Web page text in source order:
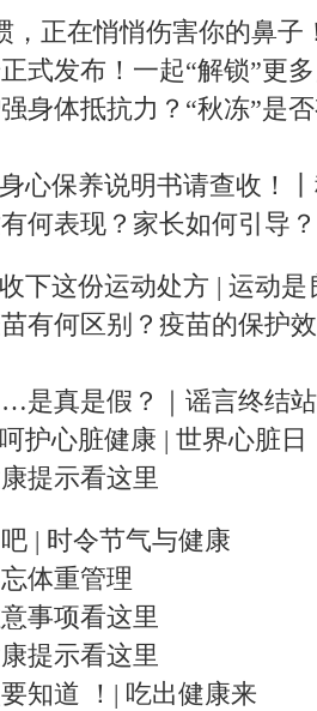
，正在悄悄伤害你的鼻子
式发布！一起“解锁”更
身体抵抗力？“秋冻”是
心保养说明书请查收！
何表现？家长如何引导
下这份运动处方 | 运动是
有何区别？疫苗的保护
是真是假？｜谣言终结站
护心脏健康 | 世界心脏日
提示看这里
| 时令节气与健康
体重管理
事项看这里
提示看这里
知道 ！| 吃出健康来